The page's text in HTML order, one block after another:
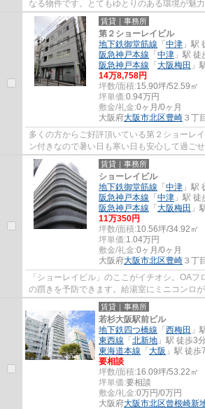
なる物件です。とてもゆとりのある環境が魅
ニーズな駅近の物件で、徒歩4分で駅に行く...
賃貸｜事務所
第２ショーレイビル
地下鉄御堂筋線 「 中津 」駅
阪急神戸本線 「 中津 」駅 徒
阪急神戸本線 「 大阪梅田 」
14万8,758円
坪数/面積:15.90坪/52.59㎡
坪単価:0.94万円
敷金/礼金:0ヶ月/0ヶ月
大阪府大阪市北区豊崎 ３丁
多くの方からご好評頂いている第２ショーレ
ン付きなので暑い日も寒い日も安心して過ご
り、交通の利便性が高いです。賃料は
賃貸｜事務所
ショーレイビル
地下鉄御堂筋線 「 中津 」駅
阪急神戸本線 「 中津 」駅
阪急神戸本線 「 大阪梅田 」
11万350円
坪数/面積:10.56坪/34.92㎡
坪単価:1.04万円
敷金/礼金:0ヶ月/0ヶ月
大阪府大阪市北区豊崎 ３丁
「ショーレイビル」のここがイチオシ。OA
の躓きを予防できます。給湯室にミニコンロ
は3駅以上あり、アクセスの良い立地です。エ
賃貸｜事務所
若杉大阪駅前ビル
地下鉄四つ橋線 「 西梅田 」
東西線 「 北新地 」駅 徒歩3
東海道本線 「 大阪 」駅 徒歩
要相談
坪数/面積:16.09坪/53.22㎡
坪単価:要相談
敷金/礼金:0万円/0万円
大阪府大阪市北区曾根崎新